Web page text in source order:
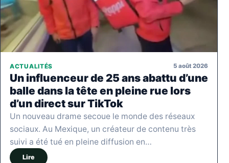
ACTUALITÉS 5 août 2026
Un influenceur de 25 ans abattu d’une
balle dans la tête en pleine rue lors
d’un direct sur TikTok
Un nouveau drame secoue le monde des réseaux
sociaux. Au Mexique, un créateur de contenu très
suivi a été tué en pleine diffusion en…
Lire